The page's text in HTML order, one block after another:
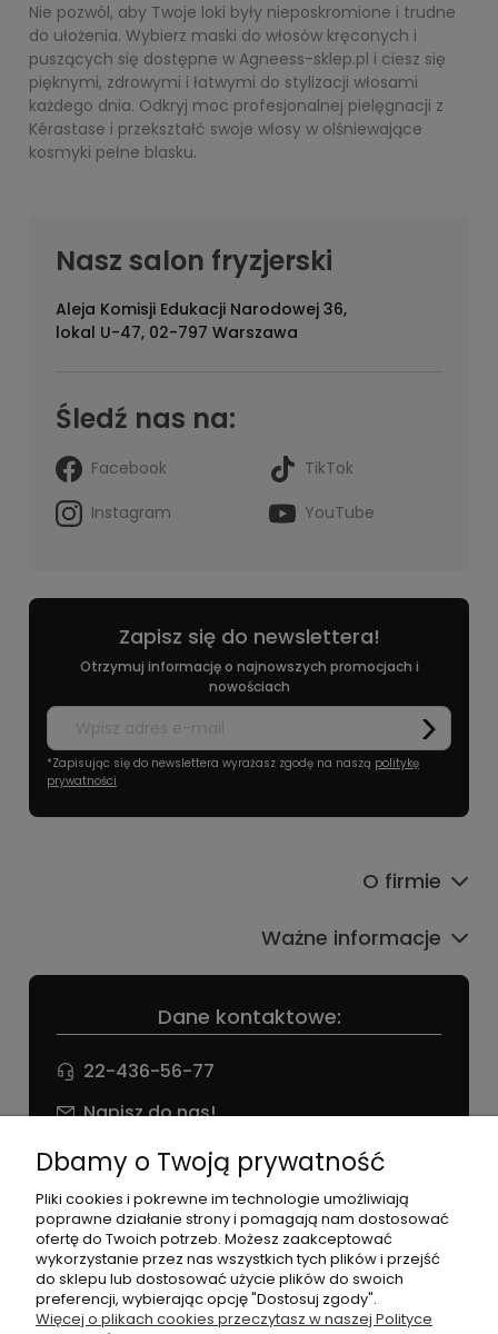
Nie pozwól, aby Twoje loki były nieposkromione i trudne
do ułożenia. Wybierz maski do włosów kręconych i
puszących się dostępne w Agneess-sklep.pl i ciesz się
pięknymi, zdrowymi i łatwymi do stylizacji włosami
każdego dnia. Odkryj moc profesjonalnej pielęgnacji z
Kérastase i przekształć swoje włosy w olśniewające
kosmyki pełne blasku.
Nasz salon fryzjerski
Aleja Komisji Edukacji Narodowej 36,
lokal U-47, 02-797 Warszawa
Śledź nas na:
Facebook
TikTok
Instagram
YouTube
Zapisz się do newslettera!
Otrzymuj informację o najnowszych promocjach i
nowościach
*Zapisując się do newslettera wyrażasz zgodę na naszą politykę
prywatności
Dane kontaktowe:
22-436-56-77
Napisz do nas!
NIP: 826 186 42 29
O firmie
Ważne informacje
©2026 Wszelkie Prawa Zastrzeżone | agneess sklep
internetowy
Dbamy o Twoją prywatność
Pliki cookies i pokrewne im technologie umożliwiają
poprawne działanie strony i pomagają nam dostosować
ofertę do Twoich potrzeb. Możesz zaakceptować
wykorzystanie przez nas wszystkich tych plików i przejść
do sklepu lub dostosować użycie plików do swoich
preferencji, wybierając opcję "Dostosuj zgody".
Więcej o plikach cookies przeczytasz w naszej Polityce